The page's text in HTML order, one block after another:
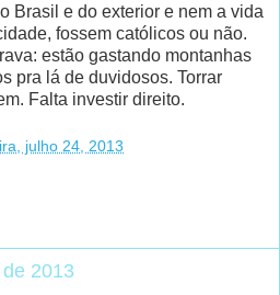
Brasil e do exterior e nem a vida
fossem católicos ou não.
estão gastando montanhas
pra lá de duvidosos. Torrar
Falta investir direito.
julho 24, 2013
2013